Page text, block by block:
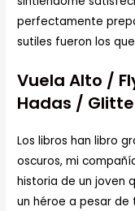
perfectamente
sutiles fueron los
Vuela Alto /
Hadas /
Los libros han libro
oscuros, mi
historia de un joven
un héroe a pesar de